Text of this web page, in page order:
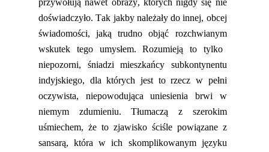
doświadczyło. Tak jakby należały do innej, obcej
świadomości, jaką trudno objąć rozchwianym
wskutek tego umysłem. Rozumieją to tylko
niepozorni, śniadzi mieszkańcy subkontynentu
indyjskiego, dla których jest to rzecz w pełni
oczywista, niepowodująca uniesienia brwi w
niemym zdumieniu. Tłumaczą z szerokim
uśmiechem, że to zjawisko ściśle powiązane z
sansarą, która w ich skomplikowanym języku